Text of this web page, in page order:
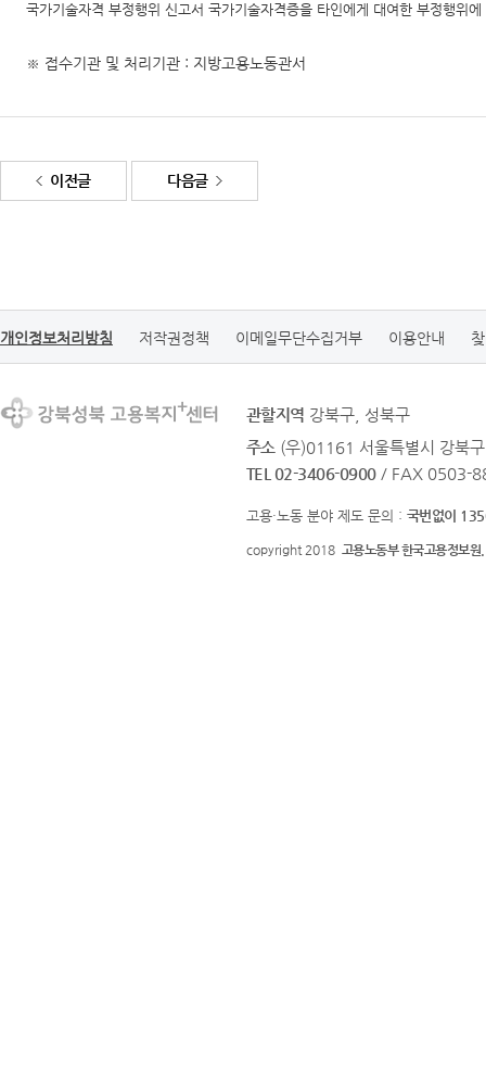
국가기술자격 부정행위 신고서 국가기술자격증을 타인에게 대여한 부정행위
※ 접수기관 및 처리기관 : 지방고용노동관서
이전글 다음글
개인정보처리방침 저작권정책 이메일무단수집거부 이용안내
관할지역 강북구, 성북구
주소 (우)01161 서울특별시 강북
TEL 02-3406-0900 / FAX 0503-
고용·노동 분야 제도 문의 : 국번없이
copyright 2018 고용노동부 한국고용정보원.